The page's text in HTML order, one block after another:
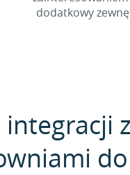
dodatkowy
integracji z